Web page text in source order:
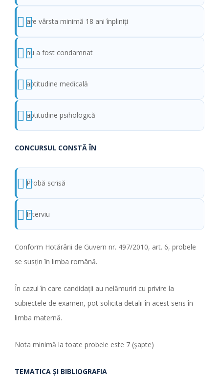
are vârsta minimă 18 ani înpliniţi
nu a fost condamnat
aptitudine medicală
aptitudine psihologică
CONCURSUL CONSTĂ ÎN
Probă scrisă
Interviu
Conform Hotărârii de Guvern nr. 497/2010, art. 6, probele
se susţin în limba română.
În cazul în care candidaţii au nelămuriri cu privire la
subiectele de examen, pot solicita detalii în acest sens în
limba maternă.
Nota minimă la toate probele este 7 (şapte)
TEMATICA ŞI BIBLIOGRAFIA